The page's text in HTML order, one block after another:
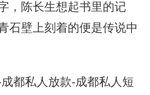
，陈长生想起书里的记
石壁上刻着的便是传说中
都私人放款-成都私人短